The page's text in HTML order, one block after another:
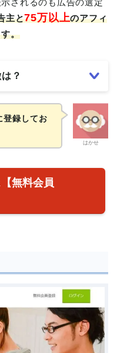
主と75万以上のアフィ
。
？
はかせ
録してお
無料会員